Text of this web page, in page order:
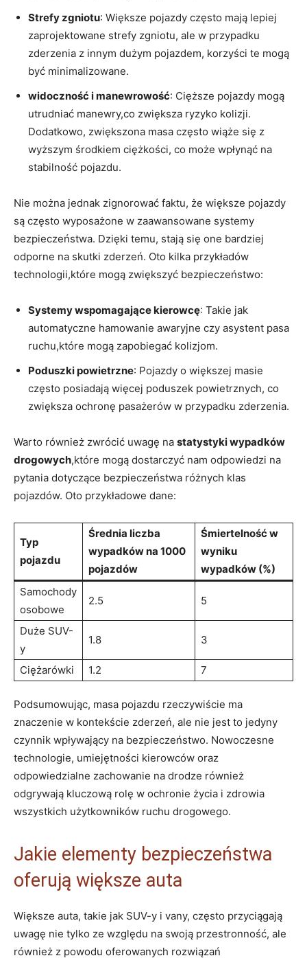
Strefy⁣ zgniotu: ​Większe pojazdy ‍często mają lepiej ​
zaprojektowane strefy zgniotu, ale⁢ w przypadku
‌zderzenia z innym dużym ⁤pojazdem, korzyści te mogą
‌być minimalizowane.
widoczność i manewrowość: Cięższe pojazdy mogą
utrudniać manewry,co zwiększa ryzyko kolizji.
Dodatkowo, zwiększona masa często wiąże ⁣się ‍z‍
wyższym‍ środkiem ciężkości, ​co może wpłynąć‌ na
stabilność pojazdu.
Nie‍ można jednak zignorować ​faktu, że większe pojazdy
są‌ często wyposażone w zaawansowane systemy
bezpieczeństwa. Dzięki temu, stają się one ​bardziej
odporne ‍na skutki zderzeń. Oto ‌kilka‍ przykładów
technologii,które mogą zwiększyć ​bezpieczeństwo:
Systemy wspomagające kierowcę:​ Takie jak
⁢automatyczne​ hamowanie ⁤awaryjne⁤ czy asystent pasa
ruchu,które mogą ⁣zapobiegać kolizjom.
Poduszki powietrzne: Pojazdy o większej masie
często posiadają więcej poduszek powietrznych, co
zwiększa‌ ochronę pasażerów w‌ przypadku zderzenia.
Warto również zwrócić ⁣uwagę na⁣ statystyki wypadków
drogowych,które mogą ⁢dostarczyć nam odpowiedzi na
pytania dotyczące bezpieczeństwa różnych klas
pojazdów. Oto​ przykładowe dane:
Typ​
pojazdu
Średnia ⁢liczba⁣
wypadków na 1000
pojazdów
Śmiertelność‍ w
wyniku
wypadków (%)
Samochody
osobowe
2.5 5
Duże SUV-
y
1.8 3
Ciężarówki 1.2 7
Podsumowując, masa⁤ pojazdu rzeczywiście ma ​
znaczenie w kontekście ⁢zderzeń, ale nie jest to ​jedyny
‍czynnik wpływający na bezpieczeństwo. Nowoczesne
technologie, umiejętności kierowców oraz
odpowiedzialne zachowanie na‍ drodze również
odgrywają kluczową rolę w ochronie życia i zdrowia
wszystkich użytkowników ruchu drogowego.
Jakie ‍elementy ‌bezpieczeństwa​
oferują większe auta
Większe ⁤auta, ⁢takie ​jak SUV-y ⁤i vany, często przyciągają
uwagę ⁢nie tylko ⁤ze względu na swoją przestronność, ale
również‍ z powodu‌ oferowanych ‌rozwiązań​